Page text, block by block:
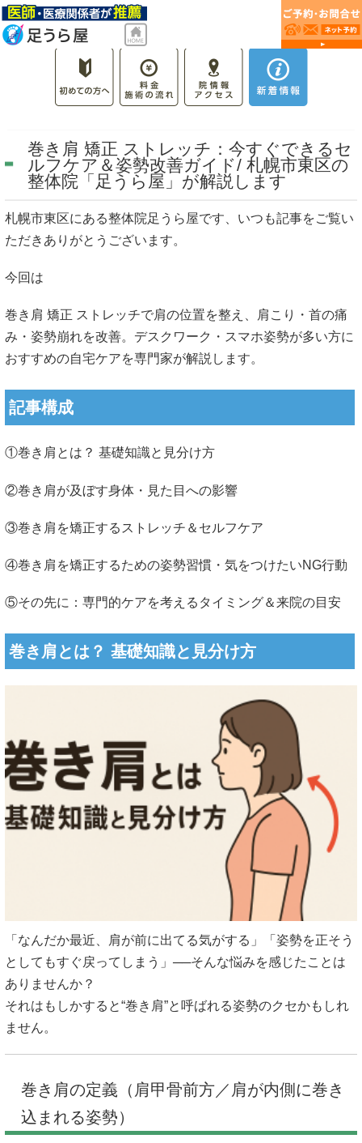
巻き肩 矯正 ストレッチ：今すぐできるセ
ルフケア＆姿勢改善ガイド/ 札幌市東区の
整体院「足うら屋」が解説します
札幌市東区にある整体院足うら屋です、いつも記事をご覧い
ただきありがとうございます。
今回は
巻き肩 矯正 ストレッチで肩の位置を整え、肩こり・首の痛
み・姿勢崩れを改善。デスクワーク・スマホ姿勢が多い方に
おすすめの自宅ケアを専門家が解説します。
記事構成
①巻き肩とは？ 基礎知識と見分け方
②巻き肩が及ぼす身体・見た目への影響
③巻き肩を矯正するストレッチ＆セルフケア
④巻き肩を矯正するための姿勢習慣・気をつけたいNG行動
⑤その先に：専門的ケアを考えるタイミング＆来院の目安
巻き肩とは？ 基礎知識と見分け方
「なんだか最近、肩が前に出てる気がする」「姿勢を正そう
としてもすぐ戻ってしまう」──そんな悩みを感じたことは
ありませんか？
それはもしかすると“巻き肩”と呼ばれる姿勢のクセかもしれ
ません。
巻き肩の定義（肩甲骨前方／肩が内側に巻き
込まれる姿勢）